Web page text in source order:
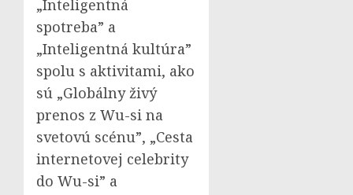
„Inteligentná
spotreba” a
„Inteligentná kultúra”
spolu s aktivitami, ako
sú „Globálny živý
prenos z Wu-si na
svetovú scénu”, „Cesta
internetovej celebrity
do Wu-si” a